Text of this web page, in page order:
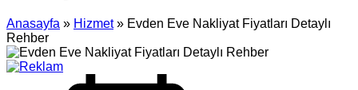
Anasayfa » Hizmet » Evden Eve Nakliyat Fiyatları Detaylı
Rehber